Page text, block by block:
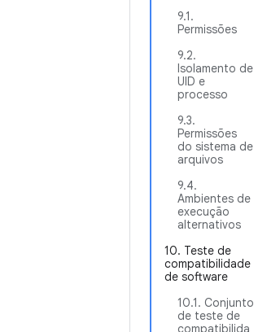
9.1.
Permissões
9.2.
Isolamento de
UID e
processo
9.3.
Permissões
do sistema de
arquivos
9.4.
Ambientes de
execução
alternativos
10. Teste de
compatibilidade
de software
10.1. Conjunto
de teste de
compatibilida